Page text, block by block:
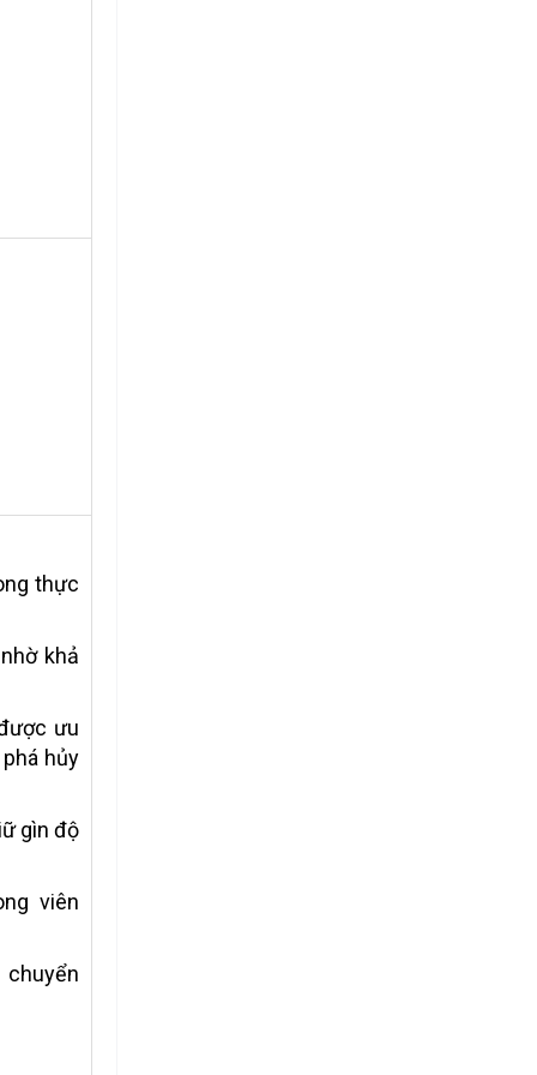
thực
khả
ưu
hủy
gìn độ
viên